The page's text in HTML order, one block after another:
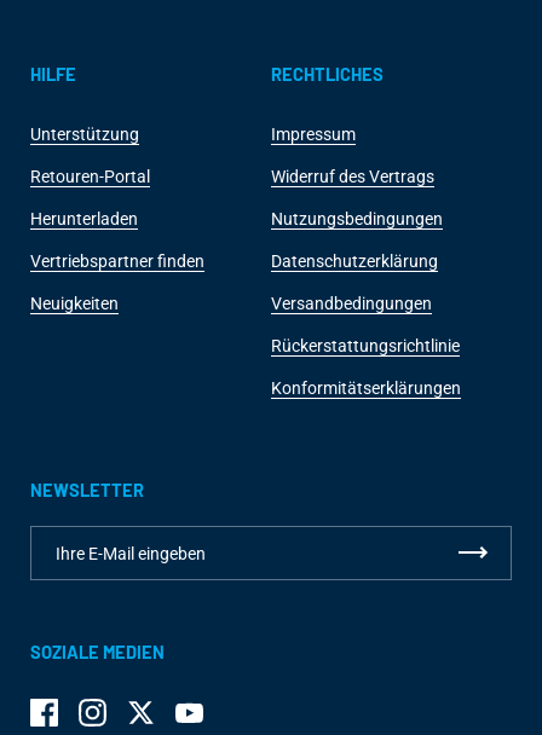
HILFE
Unterstützung
Retouren-Portal
Herunterladen
Vertriebspartner finden
Neuigkeiten
RECHTLICHES
Impressum
Widerruf des Vertrags
Nutzungsbedingungen
Datenschutzerklärung
Versandbedingungen
Rückerstattungsrichtlinie
Konformitätserklärungen
NEWSLETTER
SOZIALE MEDIEN
FacebookInstagramTwitterYouTube